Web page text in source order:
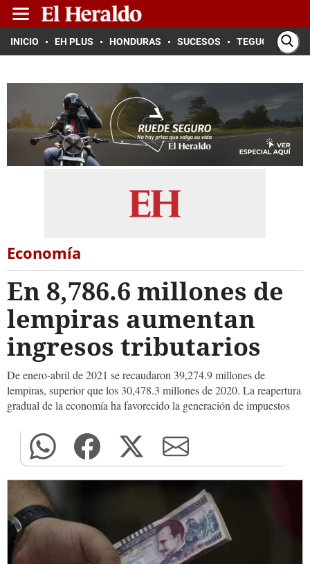
INICIO EH PLUS HONDURAS SUCESOS TEGUCIGALPA
Economía
En 8,786.6 millones de
lempiras aumentan
ingresos tributarios
De enero-abril de 2021 se recaudaron 39,274.9 millones de
lempiras, superior que los 30,478.3 millones de 2020. La reapertura
gradual de la economía ha favorecido la generación de impuestos